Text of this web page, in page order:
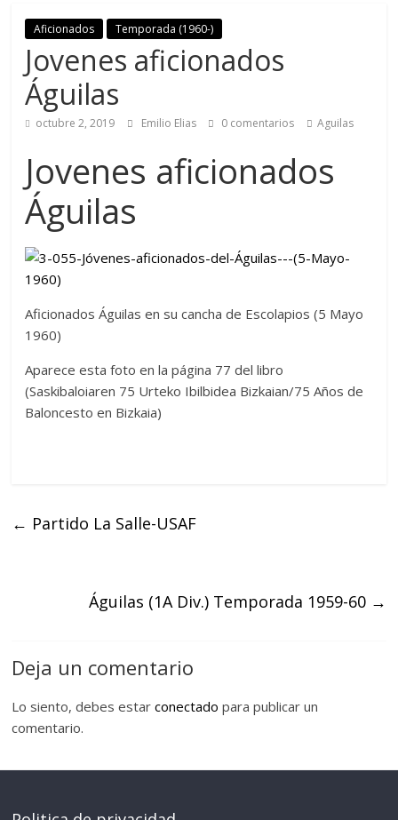
Aficionados Temporada (1960-)
Jovenes aficionados
Águilas
octubre 2, 2019 Emilio Elias 0 comentarios Aguilas
Jovenes aficionados
Águilas
Aficionados Águilas en su cancha de Escolapios (5 Mayo
1960)
Aparece esta foto en la página 77 del libro
(Saskibaloiaren 75 Urteko Ibilbidea Bizkaian/75 Años de
Baloncesto en Bizkaia)
← Partido La Salle-USAF
Águilas (1A Div.) Temporada 1959-60 →
Deja un comentario
Lo siento, debes estarconectado para publicar un
comentario.